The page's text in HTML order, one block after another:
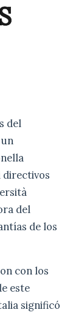
del
directivos
del
de los
con los
este
significó